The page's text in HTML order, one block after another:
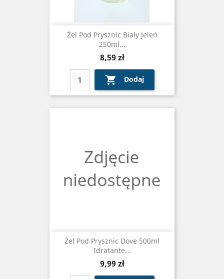
Żel Pod Prysznic Biały Jeleń
250ml...
Cena
8,59 zł
 Dodaj
Żel Pod Prysznic Dove 500ml
Idratante...
Cena
9,99 zł